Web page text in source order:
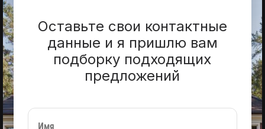
Оставьте свои контактные
данные и я пришлю вам
подборку подходящих
предложений